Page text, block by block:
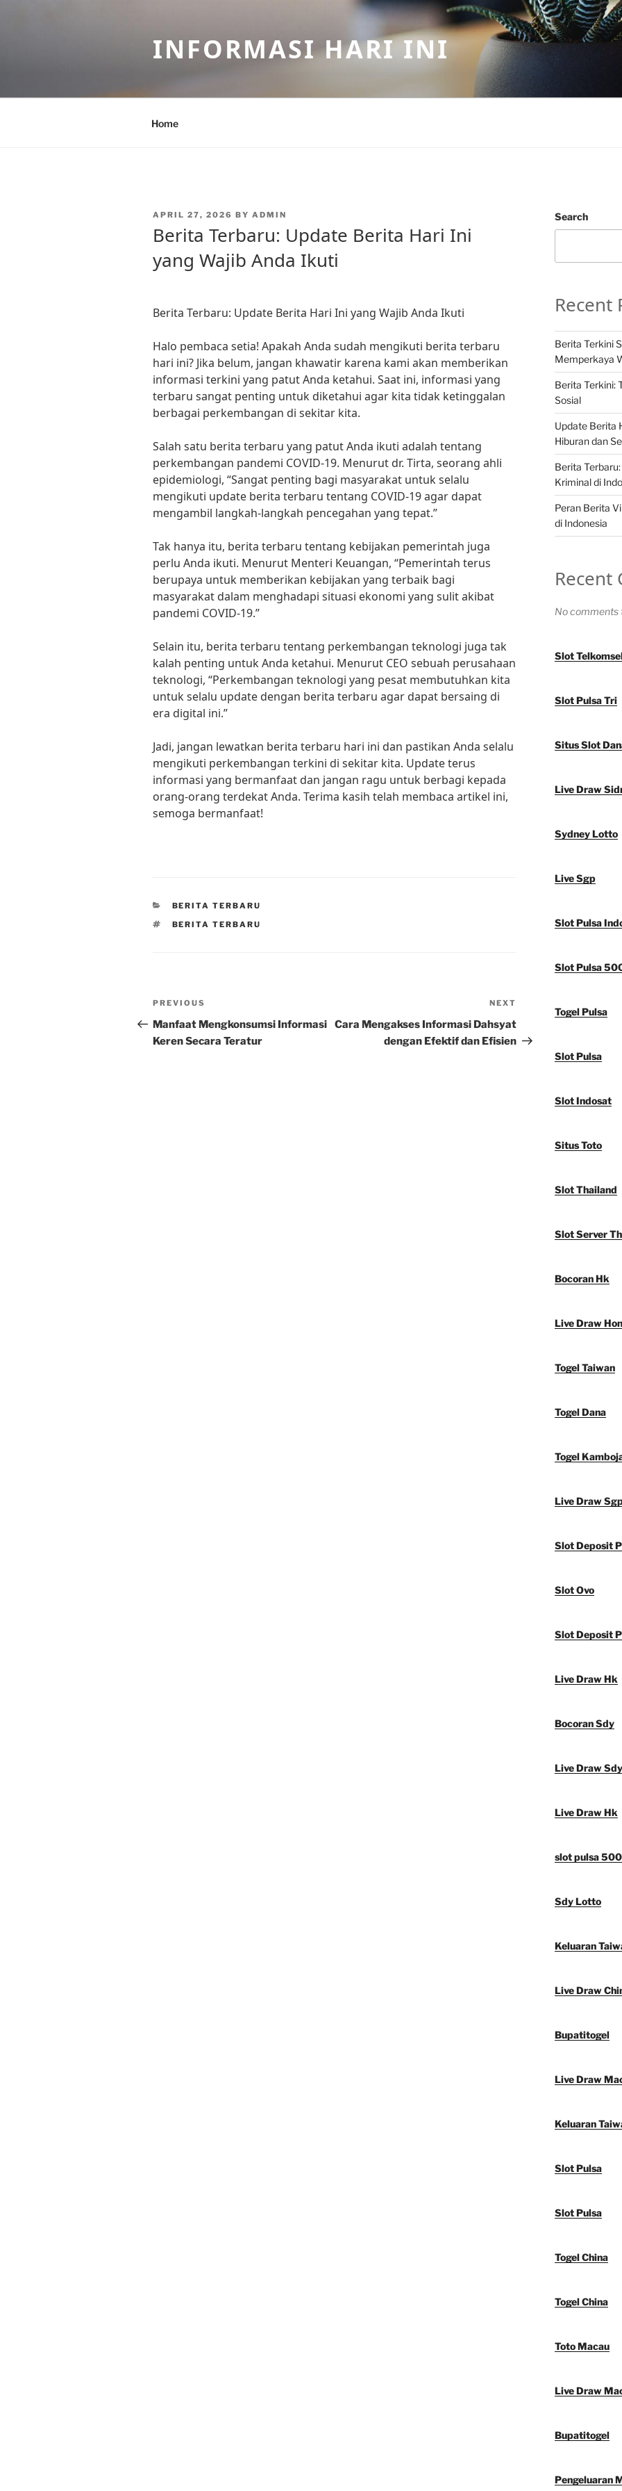
INFORMASI HARI INI
Home
POSTED
APRIL 27, 2026 BY ADMIN
Berita Terbaru: Update Berita Hari Ini
yang Wajib Anda Ikuti
Berita Terbaru: Update Berita Hari Ini yang Wajib Anda Ikuti
Halo pembaca setia! Apakah Anda sudah mengikuti berita terbaru
hari ini? Jika belum, jangan khawatir karena kami akan memberikan
informasi terkini yang patut Anda ketahui. Saat ini, informasi yang
terbaru sangat penting untuk diketahui agar kita tidak ketinggalan
berbagai perkembangan di sekitar kita.
Salah satu berita terbaru yang patut Anda ikuti adalah tentang
perkembangan pandemi COVID-19. Menurut dr. Tirta, seorang ahli
epidemiologi, “Sangat penting bagi masyarakat untuk selalu
mengikuti update berita terbaru tentang COVID-19 agar dapat
mengambil langkah-langkah pencegahan yang tepat.”
Tak hanya itu, berita terbaru tentang kebijakan pemerintah juga
perlu Anda ikuti. Menurut Menteri Keuangan, “Pemerintah terus
berupaya untuk memberikan kebijakan yang terbaik bagi
masyarakat dalam menghadapi situasi ekonomi yang sulit akibat
pandemi COVID-19.”
Selain itu, berita terbaru tentang perkembangan teknologi juga tak
kalah penting untuk Anda ketahui. Menurut CEO sebuah perusahaan
teknologi, “Perkembangan teknologi yang pesat membutuhkan kita
untuk selalu update dengan berita terbaru agar dapat bersaing di
era digital ini.”
Jadi, jangan lewatkan berita terbaru hari ini dan pastikan Anda selalu
mengikuti perkembangan terkini di sekitar kita. Update terus
informasi yang bermanfaat dan jangan ragu untuk berbagi kepada
orang-orang terdekat Anda. Terima kasih telah membaca artikel ini,
semoga bermanfaat!
CATEGORIES
BERITA TERBARU
TAGS
BERITA TERBARU
Post
navigation
Previous
Post
PREVIOUS
Manfaat Mengkonsumsi Informasi
Keren Secara Teratur
Post
NEXT
Cara Mengakses Informasi Dahsyat
dengan Efektif dan Efisien
Search
Recent
Berita Terkini
Memperkaya
Berita Terkini:
Sosial
Update Berita
Hiburan dan
Berita
Kriminal di
Peran Berita
di Indonesia
Recent
No comments
Slot
Slot Pulsa Tri
Situs Slot
Live Draw
Sydney Lotto
Live Sgp
Slot Pulsa
Slot Pulsa
Togel Pulsa
Slot Pulsa
Slot Indosat
Situs Toto
Slot Thailand
Slot Server
Bocoran Hk
Live Draw
Togel Taiwan
Togel Dana
Togel
Live Draw
Slot Deposit
Slot Ovo
Slot Deposit
Live Draw Hk
Bocoran Sdy
Live Draw Sdy
Live Draw Hk
slot pulsa
Sdy Lotto
Keluaran
Live Draw
Bupatitogel
Live Draw
Keluaran
Slot Pulsa
Slot Pulsa
Togel China
Togel China
Toto Macau
Live Draw
Bupatitogel
Pengeluaran